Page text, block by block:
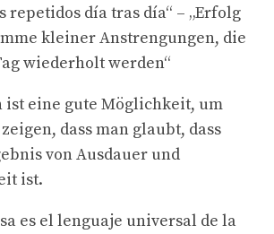
repetidos día tras día“ – „Erfolg
kleiner Anstrengungen, die
wiederholt werden“
ist eine gute Möglichkeit, um
dass man glaubt, dass
von Ausdauer und
ist.
es el lenguaje universal de la